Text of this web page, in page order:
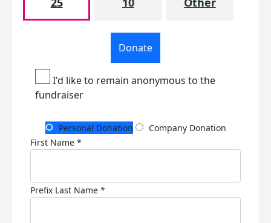
Donate
I'd like to remain anonymous to the
fundraiser
Personal Donation
Company Donation
First Name *
Prefix Last Name *